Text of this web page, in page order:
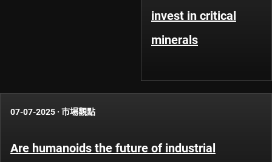
invest in critical
minerals
07-07-2025 · 市場觀點
Are humanoids the future of industrial